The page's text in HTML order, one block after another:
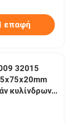
επαφή
32015
κυλίνδρων